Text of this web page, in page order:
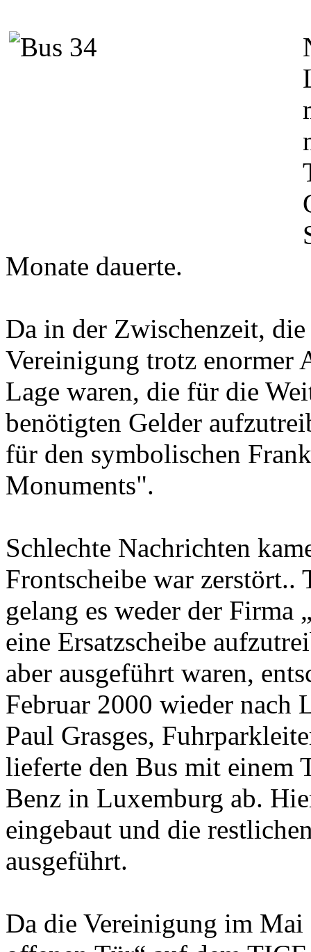
Monate dauerte.
Da in der Zwischenzeit,
Vereinigung trotz enormer
Lage waren, die für die
benötigten Gelder
für den symbolischen
Monuments".
Schlechte Nachrichten
Frontscheibe war zerstört..
gelang es weder der
eine Ersatzscheibe
aber ausgeführt waren,
Februar 2000 wieder nach
Paul Grasges,
lieferte den Bus mit einem
Benz in Luxemburg ab.
eingebaut und die
ausgeführt.
Da die Vereinigung im Mai